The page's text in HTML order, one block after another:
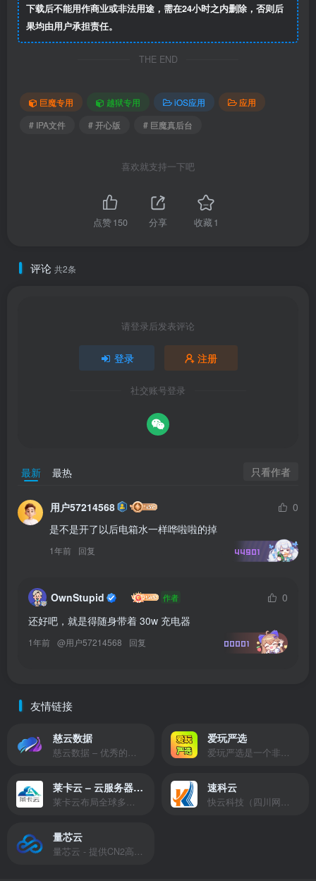
下载后不能用作商业或非法用途，需在24小时之内删除，否则后
果均由用户承担责任。
THE END
巨魔专用 越狱专用 iOS应用
应用
# IPA文件
# 开心版 # 巨魔真后台
喜欢就支持一下吧
点赞150 分享 收藏1
评论 共2条
请登录后发表评论
登录 注册
社交账号登录
最新 最热 只看作者
用户57214568
0
是不是开了以后电箱水一样哗啦啦的掉
1年前 回复 44901
OwnStupid 作者
0
还好吧，就是得随身带着 30w 充电器
1年前 @用户57214568 回复 00001
友情链接
慈云数据
慈云数据 – 优秀的云服务器服务商，提供最具有性价比的产品。慈云数据是开发者必不可少的良心云
爱玩严选
爱玩严选是一个非常有保障且性价比极高的虚拟商城，包括但不限于苹果证书、技术指导、会员充值等多种虚拟服务！
莱卡云 – 云服务器提供商
莱卡云布局全球多个地理区域。提供服务有：境外云服务器、国内云服务器、独立服务器、服务器托管、CDN、SSL证书、游戏服务器等业务。
速科云
快云科技（四川网联快云科技有限公司）成立于2021年，主营互联网业务平台服务提供商。公司专注为用户提供低价高性能云计算产品，致力于云计算应用的易用性开发，并引导云计算在国内普及
量芯云
量芯云 - 提供CN2高速香港美国云服务器&专业高防服务器租用等云服务器供应商